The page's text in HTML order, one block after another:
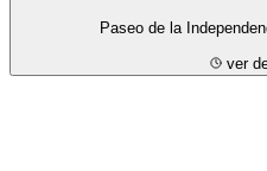
Paseo de la
ver